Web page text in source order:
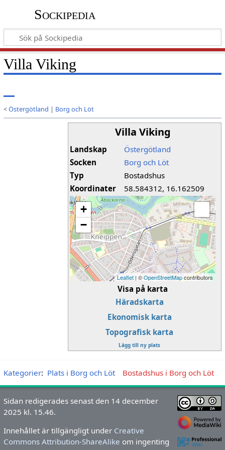
Sockipedia
Villa Viking
<Östergötland | Borg och Löt
Villa Viking
Landskap
Östergötland
Socken
Borg och Löt
Typ
Bostadshus
Koordinater
58.584312, 16.162509
+
−
Leaflet | ©OpenStreetMapcontributors
Visa på karta
Häradskarta
Ekonomisk karta
Topografisk karta
Lägg till ny plats
Kategorier: Plats i Borg och Löt Bostadshus i Borg och Löt
Sidan redigerades senast den 14 december
2025 kl. 15.46.
Innehållet är tillgängligt under Creative
Commons Attribution-ShareAlike om ingenting